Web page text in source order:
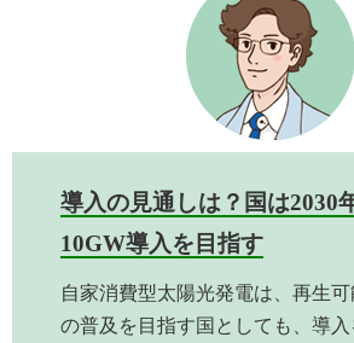
導入の見通しは？国は2030
10GW導入を目指す
自家消費型太陽光発電は、再生
の普及を目指す国としても、導